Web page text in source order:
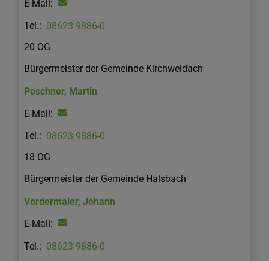
08623 9886-0
20 OG
Bürgermeister der Gemeinde Kirchweidach
Poschner, Martin
08623 9886-0
18 OG
Bürgermeister der Gemeinde Halsbach
Vordermaier, Johann
08623 9886-0